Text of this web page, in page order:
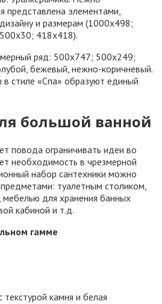
большой ванной
повода ограничивать идеи во
необходимость в чрезмерной
набор сантехники можно
туалетным столиком,
для хранения банных
кабиной и т.д.
гамме